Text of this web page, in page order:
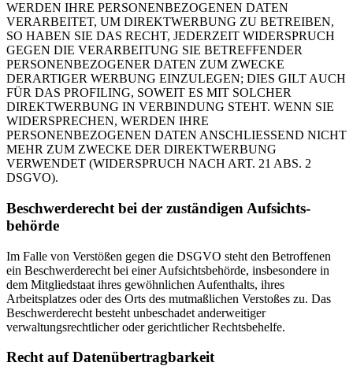
WERDEN IHRE PERSONENBEZOGENEN DATEN
VERARBEITET, UM DIREKTWERBUNG ZU BETREIBEN,
SO HABEN SIE DAS RECHT, JEDERZEIT WIDERSPRUCH
GEGEN DIE VERARBEITUNG SIE BETREFFENDER
PERSONENBEZOGENER DATEN ZUM ZWECKE
DERARTIGER WERBUNG EINZULEGEN; DIES GILT AUCH
FÜR DAS PROFILING, SOWEIT ES MIT SOLCHER
DIREKTWERBUNG IN VERBINDUNG STEHT. WENN SIE
WIDERSPRECHEN, WERDEN IHRE
PERSONENBEZOGENEN DATEN ANSCHLIESSEND NICHT
MEHR ZUM ZWECKE DER DIREKTWERBUNG
VERWENDET (WIDERSPRUCH NACH ART. 21 ABS. 2
DSGVO).
Beschwerde­recht bei der zuständigen Aufsichts­
behörde
Im Falle von Verstößen gegen die DSGVO steht den Betroffenen
ein Beschwerderecht bei einer Aufsichtsbehörde, insbesondere in
dem Mitgliedstaat ihres gewöhnlichen Aufenthalts, ihres
Arbeitsplatzes oder des Orts des mutmaßlichen Verstoßes zu. Das
Beschwerderecht besteht unbeschadet anderweitiger
verwaltungsrechtlicher oder gerichtlicher Rechtsbehelfe.
Recht auf Daten­übertrag­barkeit